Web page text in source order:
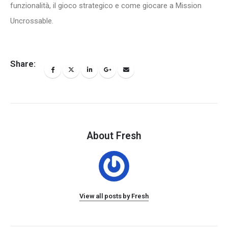
funzionalità, il gioco strategico e come giocare a Mission
Uncrossable.
Share:
About Fresh
View all posts by Fresh